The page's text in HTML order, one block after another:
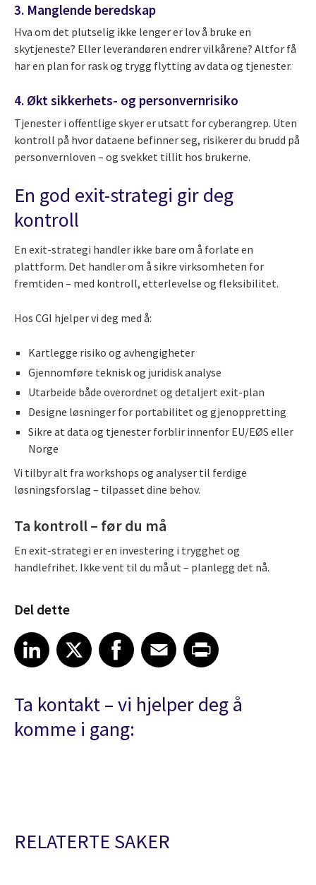
3. Manglende beredskap
Hva om det plutselig ikke lenger er lov å bruke en
skytjeneste? Eller leverandøren endrer vilkårene? Altfor få
har en plan for rask og trygg flytting av data og tjenester.
4. Økt sikkerhets- og personvernrisiko
Tjenester i offentlige skyer er utsatt for cyberangrep. Uten
kontroll på hvor dataene befinner seg, risikerer du brudd på
personvernloven – og svekket tillit hos brukerne.
En god exit-strategi gir deg
kontroll
En exit-strategi handler ikke bare om å forlate en
plattform. Det handler om å sikre virksomheten for
fremtiden – med kontroll, etterlevelse og fleksibilitet.
Hos CGI hjelper vi deg med å:
Kartlegge risiko og avhengigheter
Gjennomføre teknisk og juridisk analyse
Utarbeide både overordnet og detaljert exit-plan
Designe løsninger for portabilitet og gjenoppretting
Sikre at data og tjenester forblir innenfor EU/EØS eller
Norge
Vi tilbyr alt fra workshops og analyser til ferdige
løsningsforslag – tilpasset dine behov.
Ta kontroll – før du må
En exit-strategi er en investering i trygghet og
handlefrihet. Ikke vent til du må ut – planlegg det nå.
Del dette
Share article on LinkedIn
LinkedIn
Share article on XShare article on Facebook
Facebook
Share article on Email
EmailShare article on Print
Ta kontakt – vi hjelper deg å
komme i gang:
RELATERTE SAKER